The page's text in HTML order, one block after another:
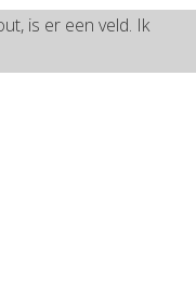
is er een veld. Ik